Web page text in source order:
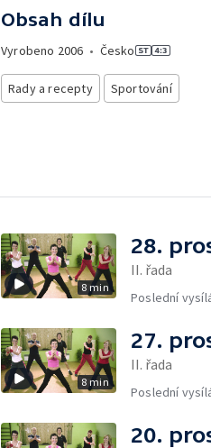
Obsah dílu
Vyrobeno 2006 • Česko
Rady a recepty Sportování
8 min
28.
II. řada
Poslední
8 min
27.
II. řada
Poslední
20.